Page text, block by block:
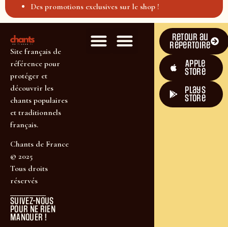
Des promotions exclusives sur le shop !
Site français de
référence pour
protéger et
découvrir les
chants populaires
et traditionnels
français.
Chants de France
© 2025
Tous droits
réservés
SUIVEZ-NOUS
POUR NE RIEN
MANQUER !
Retour au
répertoire
Apple
Store
plays
store